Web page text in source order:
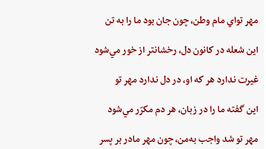
مهر تواي ‌مام ‌وطن،‌ چون‌ جان‌ بود ما را به‌ تن
اين ‌شعله ‌در كانون ‌دل، ‌رخشانتر از خور مي‌شود
غيرت‌ ندارد هر كه او، در دل‌ ندارد مهر تو
اين‌ گفته‌ ما را در زبان، هر دم‌ مكرّر مي‌شود
مهر تو شد واجب‌ به‌من،‌ چون‌ مهر مادر بر پسر